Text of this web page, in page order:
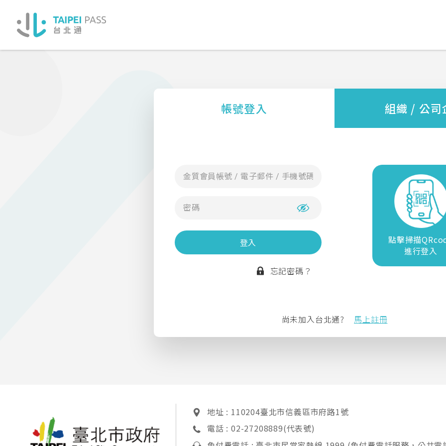
帳號登入 組織 / 公司
登入
忘記密碼？
點擊掃描
進行登入
尚未加入台北通? 馬上註冊
地址 : 110204臺北市信義區市府路1號
電話 : 02-27208889(代表號)